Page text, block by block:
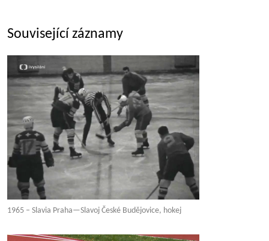
Související záznamy
1965 – Slavia Praha—Slavoj České Budějovice, hokej